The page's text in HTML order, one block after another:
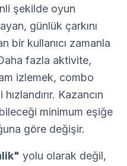
şekilde oyun
günlük çarkını
bir kullanıcı zamanla
fazla aktivite,
izlemek, combo
Kazancın
minimum eşiğe
göre değişir.
yolu olarak değil,